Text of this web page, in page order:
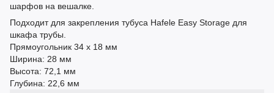
шарфов на вешалке.
Подходит для закрепления тубуса Hаfele Easy Storage для
шкафа трубы.
Прямоугольник 34 х 18 мм
Ширина: 28 мм
Высота: 72,1 мм
Глубина: 22,6 мм